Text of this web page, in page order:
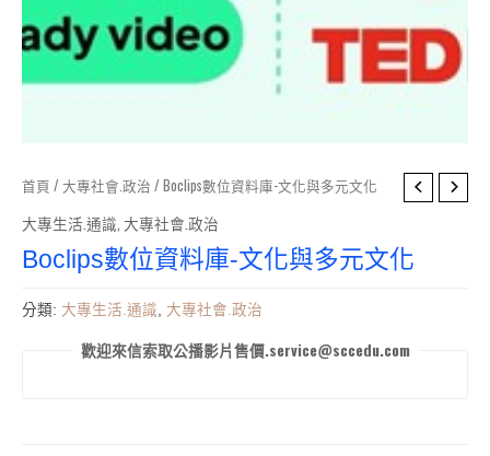
首頁 / 大專社會.政治 / Boclips數位資料庫-文化與多元文化
大專生活.通識 大專社會.政治
Boclips數位資料庫-文化與多元文化
分類: 大專生活.通識 大專社會.政治
歡迎來信索取公播影片售價.service@sccedu.com